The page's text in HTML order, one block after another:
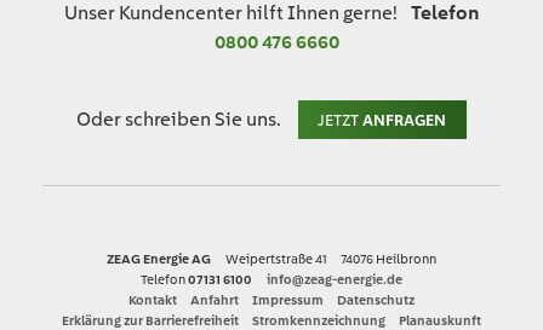
Unser Kundencenter hilft Ihnen gerne!
Telefon
0800 476 6660
Oder schreiben Sie uns. JETZTANFRAGEN
ZEAG Energie AG Weipertstraße 41
74076 Heilbronn
Telefon07131 6100
info@zeag-energie.de
Kontakt
Anfahrt Impressum
Datenschutz
Erklärung zur Barrierefreiheit
Stromkennzeichnung Planauskunft